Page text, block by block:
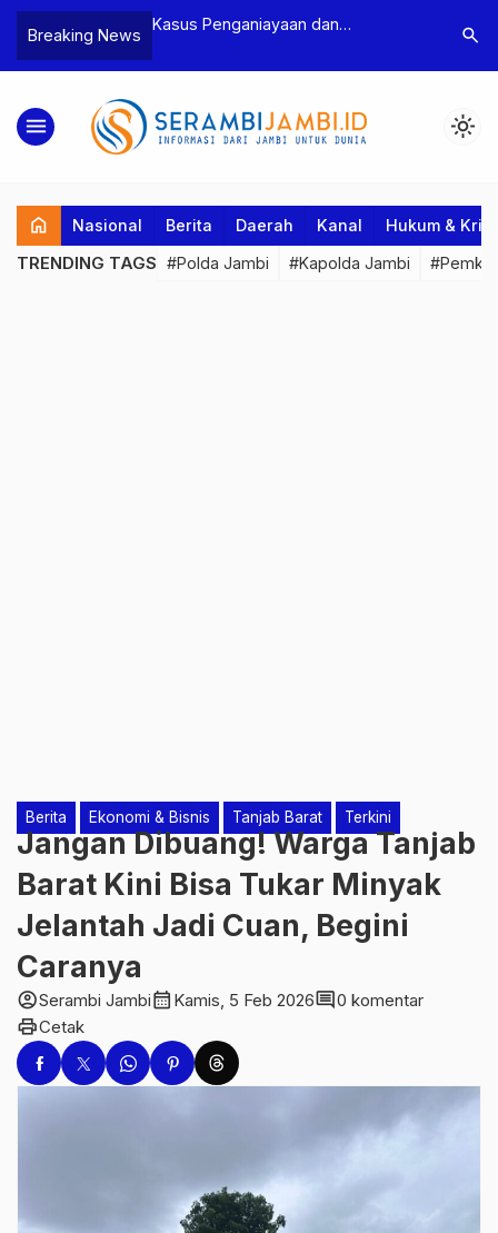
Breaking News
Kasus Penganiayaan dan
Pengancaman Ketua BPD, Polres
Tebo Tetapkan Dua Tersangka
Polres Tebo Ungkap Kasus
Dua Pelaku Pengeroyokan
search
menu light_mode
home Nasional Berita Daerah Kanal Hukum &
TRENDING TAGS #Polda Jambi #Kapolda Jambi
Berita Ekonomi & Bisnis Tanjab Barat Terkini
Jangan Dibuang! Warga Tanjab
Barat Kini Bisa Tukar Minyak
Jelantah Jadi Cuan, Begini
Caranya
account_circleSerambi Jambicalendar_month Kamis, 5 Feb 2026comment0 komentar
printCetak